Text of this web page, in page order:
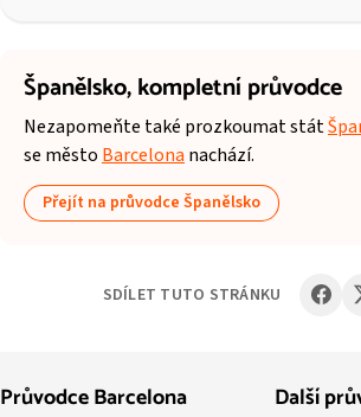
Španělsko,kompletní průvodce
Nezapomeňte také prozkoumat stát
se město Barcelona nachází.
Přejít na průvodce Španělsko
SDÍLET TUTO STRÁNKU
Průvodce Barcelona Další